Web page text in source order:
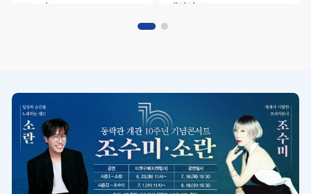
보도자료 재정정보
대구·경북
행정 통합
조직도
디지털아카이브 문화·관광